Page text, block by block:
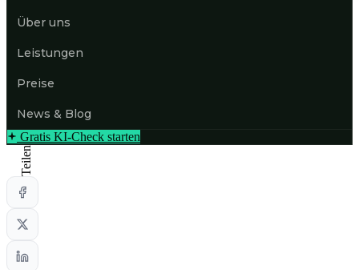
Über uns
Leistungen
Preise
News & Blog
Gratis KI-Check starten
Teilen